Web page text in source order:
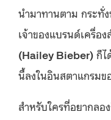
นำมาทานตาม กระทั่
เจ้าของแบรนด์เครื่อ
(Hailey Bieber) ก็ไ
นี้ลงในอินสตาแกรมข
สำหรับใครที่อยากลอ